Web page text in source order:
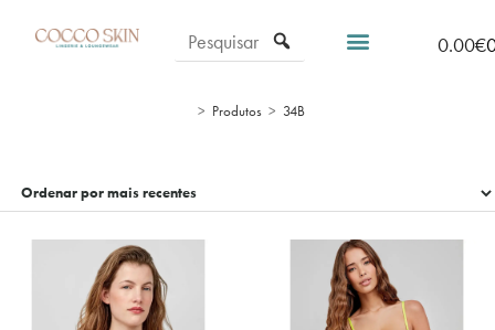
0.00€
> Produtos > 34B